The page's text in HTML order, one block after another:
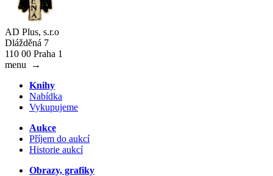
AD Plus, s.r.o
Dlážděná 7
110 00 Praha 1
menu
→
Knihy
Nabídka
Vykupujeme
Aukce
Příjem do aukcí
Historie aukcí
Obrazy, grafiky